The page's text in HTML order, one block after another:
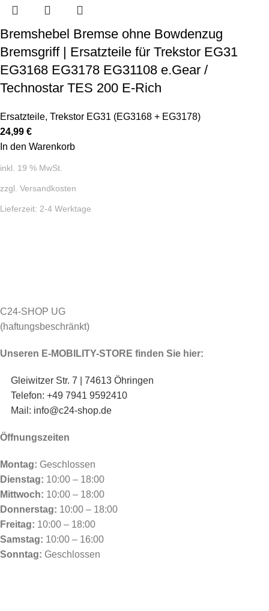
Bremshebel Bremse ohne Bowdenzug
Bremsgriff | Ersatzteile für Trekstor EG31
EG3168 EG3178 EG31108 e.Gear /
Technostar TES 200 E-Rich
Ersatzteile, Trekstor EG31 (EG3168 + EG3178)
24,99 €
In den Warenkorb
inkl. 19 % MwSt.
zzgl. Versandkosten
Lieferzeit: 2-4 Werktage
C24-SHOP UG
(haftungsbeschränkt)
Unseren E-MOBILITY-STORE finden Sie hier:
Gleiwitzer Str. 7 | 74613 Öhringen
Telefon: +49 7941 9592410
Mail: info@c24-shop.de
Öffnungszeiten
Montag: Geschlossen
Dienstag: 10:00 – 18:00
Mittwoch: 10:00 – 18:00
Donnerstag: 10:00 – 18:00
Freitag: 10:00 – 18:00
Samstag: 10:00 – 16:00
Sonntag: Geschlossen